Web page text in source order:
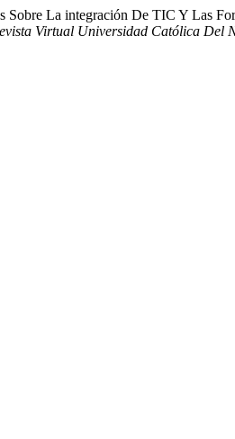
La integración De TIC Y Las
Virtual Universidad Católica Del